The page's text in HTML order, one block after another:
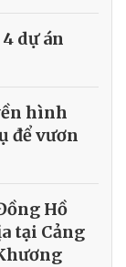
dự án
hình
để vươn
Hồ
tại Cảng